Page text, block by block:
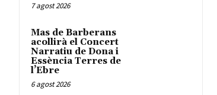
7 agost 2026
Mas de Barberans
acollirà el Concert
Narratiu de Dona i
Essència Terres de
l’Ebre
6 agost 2026